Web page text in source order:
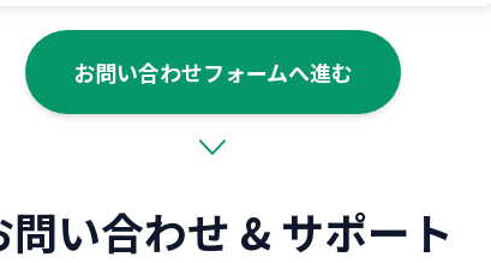
お問い合わせフォームへ進む
問い合わせ & サポート